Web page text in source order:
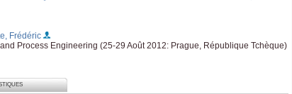
Frédéric
Process Engineering (25-29 Août 2012: Prague, République Tchèque)